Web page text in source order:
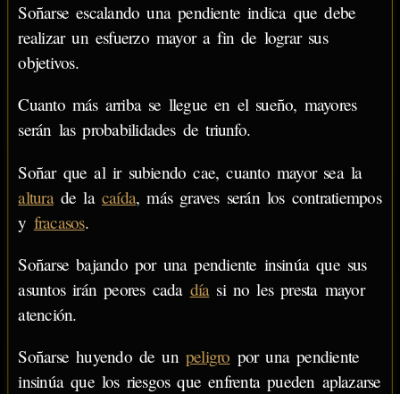
Soñarse escalando una pendiente indica que debe
realizar un esfuerzo mayor a fin de lograr sus
objetivos.
Cuanto más arriba se llegue en el sueño, mayores
serán las probabilidades de triunfo.
Soñar que al ir subiendo cae, cuanto mayor sea la
alturade lacaída, más graves serán los contratiempos
y fracasos.
Soñarse bajando por una pendiente insinúa que sus
asuntos irán peores cada díasi no les presta mayor
atención.
Soñarse huyendo de un peligro por una pendiente
insinúa que los riesgos que enfrenta pueden aplazarse